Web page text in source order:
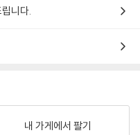
니다.
내 가게에서 팔기